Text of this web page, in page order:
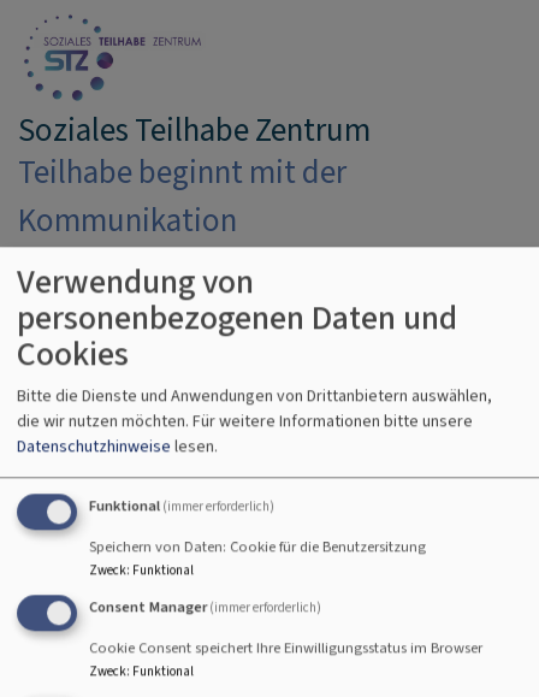
Direkt
zum
Inhalt
Soziales Teilhabe Zentrum
Teilhabe beginnt mit der
Kommunikation
Hauptnavigation
Startseite Integrativer Fachdienst
Integrativer Fachdienst
Integrativer Fachdienst
Verwendung von
personenbezogenen Daten und
Cookies
Bitte die Dienste und Anwendungen von Drittanbietern auswählen,
die wir nutzen möchten. Für weitere Informationen bitte unsere
Datenschutzhinweise lesen.
Funktional (immer erforderlich)
Speichern von Daten: Cookie für die Benutzersitzung
Zweck: Funktional
Consent Manager (immer erforderlich)
Cookie Consent speichert Ihre Einwilligungsstatus im Browser
Zweck: Funktional